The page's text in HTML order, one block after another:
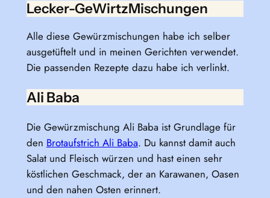
Lecker-GeWirtzMischungen
Alle diese Gewürzmischungen habe ich selber
ausgetüftelt und in meinen Gerichten verwendet.
Die passenden Rezepte dazu habe ich verlinkt.
Ali Baba
Die Gewürzmischung Ali Baba ist Grundlage für
den Brotaufstrich Ali Baba. Du kannst damit auch
Salat und Fleisch würzen und hast einen sehr
köstlichen Geschmack, der an Karawanen, Oasen
und den nahen Osten erinnert.